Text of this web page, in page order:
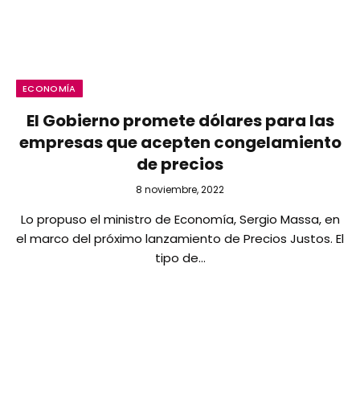
ECONOMÍA
El Gobierno promete dólares para las
empresas que acepten congelamiento
de precios
8 noviembre, 2022
Lo propuso el ministro de Economía, Sergio Massa, en
el marco del próximo lanzamiento de Precios Justos. El
tipo de…